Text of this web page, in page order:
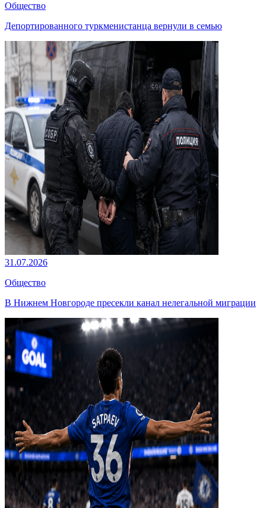
Общество
Депортированного туркменистанца вернули в семью
31.07.2026
Общество
В Нижнем Новгороде пресекли канал нелегальной миграции